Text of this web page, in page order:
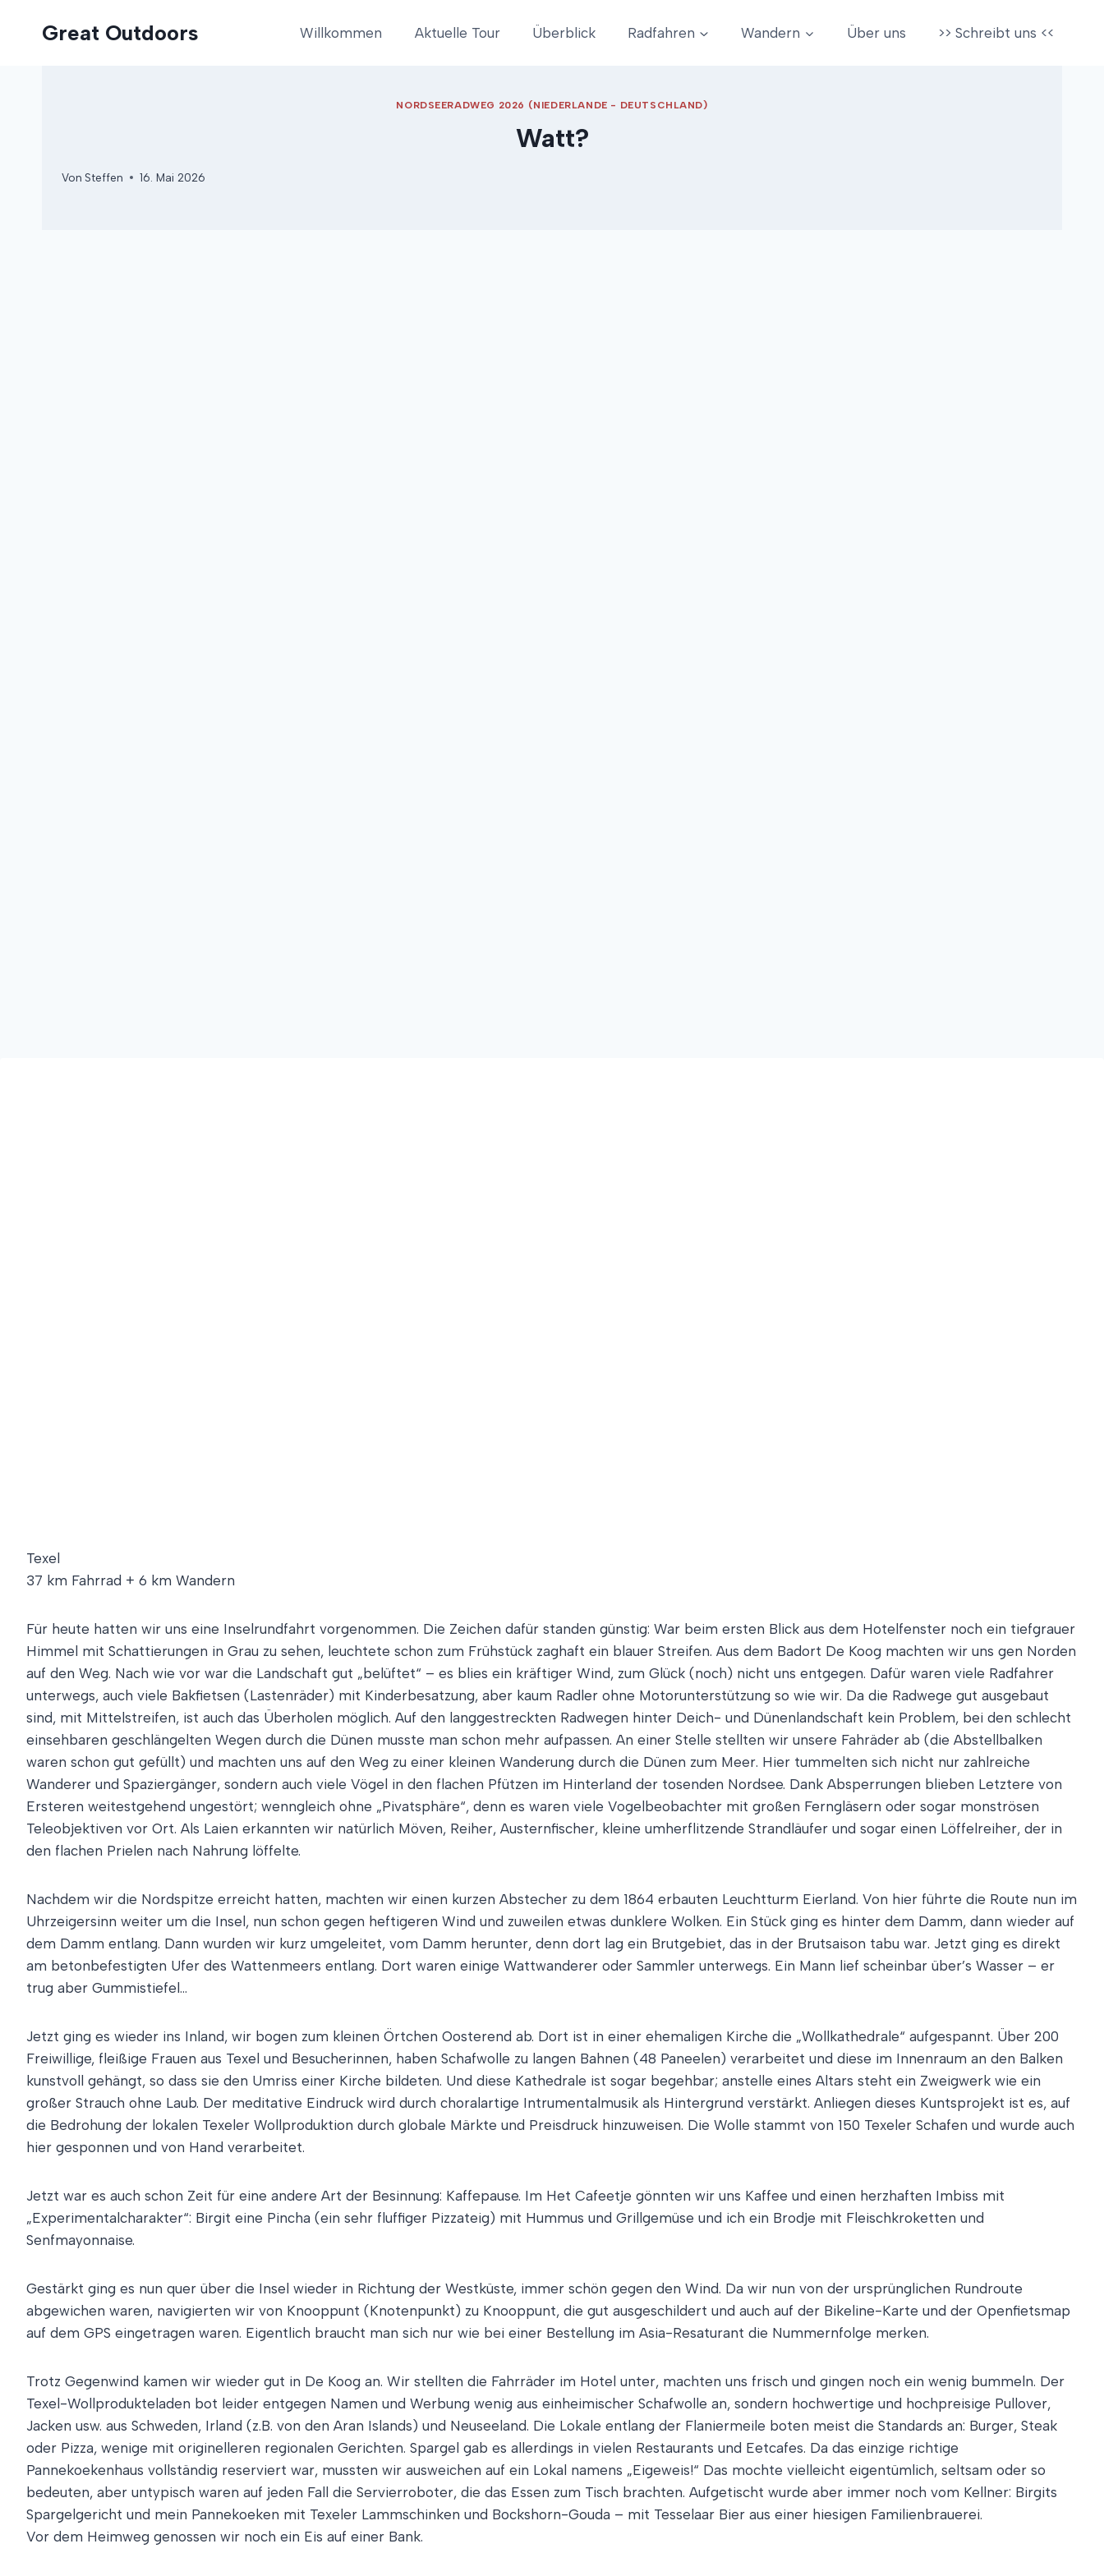
Great Outdoors Willkommen Aktuelle Tour Überblick Radfahren Wandern Über uns >> Schreibt uns <<
NORDSEERADWEG 2026 (NIEDERLANDE - DEUTSCHLAND)
Watt?
Von Steffen 16. Mai 2026
Texel
37 km Fahrrad + 6 km Wandern
Für heute hatten wir uns eine Inselrundfahrt vorgenommen. Die Zeichen dafür standen günstig: War beim ersten Blick aus dem Hotelfenster noch ein tiefgrauer
Himmel mit Schattierungen in Grau zu sehen, leuchtete schon zum Frühstück zaghaft ein blauer Streifen. Aus dem Badort De Koog machten wir uns gen Norden
auf den Weg. Nach wie vor war die Landschaft gut „belüftet“ – es blies ein kräftiger Wind, zum Glück (noch) nicht uns entgegen. Dafür waren viele Radfahrer
unterwegs, auch viele Bakfietsen (Lastenräder) mit Kinderbesatzung, aber kaum Radler ohne Motorunterstützung so wie wir. Da die Radwege gut ausgebaut
sind, mit Mittelstreifen, ist auch das Überholen möglich. Auf den langgestreckten Radwegen hinter Deich- und Dünenlandschaft kein Problem, bei den schlecht
einsehbaren geschlängelten Wegen durch die Dünen musste man schon mehr aufpassen. An einer Stelle stellten wir unsere Fahräder ab (die Abstellbalken
waren schon gut gefüllt) und machten uns auf den Weg zu einer kleinen Wanderung durch die Dünen zum Meer. Hier tummelten sich nicht nur zahlreiche
Wanderer und Spaziergänger, sondern auch viele Vögel in den flachen Pfützen im Hinterland der tosenden Nordsee. Dank Absperrungen blieben Letztere von
Ersteren weitestgehend ungestört; wenngleich ohne „Pivatsphäre“, denn es waren viele Vogelbeobachter mit großen Ferngläsern oder sogar monströsen
Teleobjektiven vor Ort. Als Laien erkannten wir natürlich Möven, Reiher, Austernfischer, kleine umherflitzende Strandläufer und sogar einen Löffelreiher, der in
den flachen Prielen nach Nahrung löffelte.
Nachdem wir die Nordspitze erreicht hatten, machten wir einen kurzen Abstecher zu dem 1864 erbauten Leuchtturm Eierland. Von hier führte die Route nun im
Uhrzeigersinn weiter um die Insel, nun schon gegen heftigeren Wind und zuweilen etwas dunklere Wolken. Ein Stück ging es hinter dem Damm, dann wieder auf
dem Damm entlang. Dann wurden wir kurz umgeleitet, vom Damm herunter, denn dort lag ein Brutgebiet, das in der Brutsaison tabu war. Jetzt ging es direkt
am betonbefestigten Ufer des Wattenmeers entlang. Dort waren einige Wattwanderer oder Sammler unterwegs. Ein Mann lief scheinbar über’s Wasser – er
trug aber Gummistiefel…
Jetzt ging es wieder ins Inland, wir bogen zum kleinen Örtchen Oosterend ab. Dort ist in einer ehemaligen Kirche die „Wollkathedrale“ aufgespannt. Über 200
Freiwillige, fleißige Frauen aus Texel und Besucherinnen, haben Schafwolle zu langen Bahnen (48 Paneelen) verarbeitet und diese im Innenraum an den Balken
kunstvoll gehängt, so dass sie den Umriss einer Kirche bildeten. Und diese Kathedrale ist sogar begehbar; anstelle eines Altars steht ein Zweigwerk wie ein
großer Strauch ohne Laub. Der meditative Eindruck wird durch choralartige Intrumentalmusik als Hintergrund verstärkt. Anliegen dieses Kuntsprojekt ist es, auf
die Bedrohung der lokalen Texeler Wollproduktion durch globale Märkte und Preisdruck hinzuweisen. Die Wolle stammt von 150 Texeler Schafen und wurde auch
hier gesponnen und von Hand verarbeitet.
Jetzt war es auch schon Zeit für eine andere Art der Besinnung: Kaffepause. Im Het Cafeetje gönnten wir uns Kaffee und einen herzhaften Imbiss mit
„Experimentalcharakter“: Birgit eine Pincha (ein sehr fluffiger Pizzateig) mit Hummus und Grillgemüse und ich ein Brodje mit Fleischkroketten und
Senfmayonnaise.
Gestärkt ging es nun quer über die Insel wieder in Richtung der Westküste, immer schön gegen den Wind. Da wir nun von der ursprünglichen Rundroute
abgewichen waren, navigierten wir von Knooppunt (Knotenpunkt) zu Knooppunt, die gut ausgeschildert und auch auf der Bikeline-Karte und der Openfietsmap
auf dem GPS eingetragen waren. Eigentlich braucht man sich nur wie bei einer Bestellung im Asia-Resaturant die Nummernfolge merken.
Trotz Gegenwind kamen wir wieder gut in De Koog an. Wir stellten die Fahrräder im Hotel unter, machten uns frisch und gingen noch ein wenig bummeln. Der
Texel-Wollprodukteladen bot leider entgegen Namen und Werbung wenig aus einheimischer Schafwolle an, sondern hochwertige und hochpreisige Pullover,
Jacken usw. aus Schweden, Irland (z.B. von den Aran Islands) und Neuseeland. Die Lokale entlang der Flaniermeile boten meist die Standards an: Burger, Steak
oder Pizza, wenige mit originelleren regionalen Gerichten. Spargel gab es allerdings in vielen Restaurants und Eetcafes. Da das einzige richtige
Pannekoekenhaus vollständig reserviert war, mussten wir ausweichen auf ein Lokal namens „Eigeweis!“ Das mochte vielleicht eigentümlich, seltsam oder so
bedeuten, aber untypisch waren auf jeden Fall die Servierroboter, die das Essen zum Tisch brachten. Aufgetischt wurde aber immer noch vom Kellner: Birgits
Spargelgericht und mein Pannekoeken mit Texeler Lammschinken und Bockshorn-Gouda – mit Tesselaar Bier aus einer hiesigen Familienbrauerei.
Vor dem Heimweg genossen wir noch ein Eis auf einer Bank.